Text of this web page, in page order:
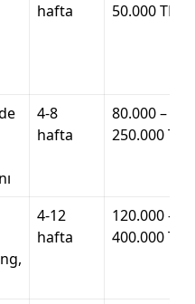
hafta
50.000 TL
4-8
hafta
80.000 –
250.000 TL
4-12
hafta
120.000 –
400.000 TL